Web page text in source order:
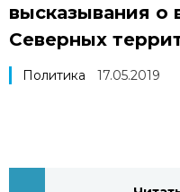
В деталях
высказывания о
Северных
Политика 17.05.2019